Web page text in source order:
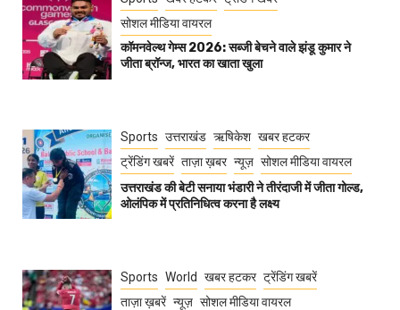
सोशल मीडिया वायरल
कॉमनवेल्थ गेम्स 2026: सब्जी बेचने वाले झंडू कुमार ने
जीता ब्रॉन्ज, भारत का खाता खुला
Sports उत्तराखंड ऋषिकेश खबर हटकर
ट्रेंडिंग खबरें ताज़ा ख़बर न्यूज़ सोशल मीडिया वायरल
उत्तराखंड की बेटी सनाया भंडारी ने तीरंदाजी में जीता गोल्ड,
ओलंपिक में प्रतिनिधित्व करना है लक्ष्य
Sports World खबर हटकर ट्रेंडिंग खबरें
ताज़ा ख़बरें न्यूज़ सोशल मीडिया वायरल